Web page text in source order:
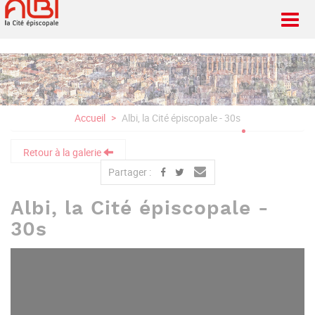
Aller
au
Accueil Albi, la Cité épiscopale - 30s
Retour à la galerie
Partager :
Albi, la Cité épiscopale -
30s